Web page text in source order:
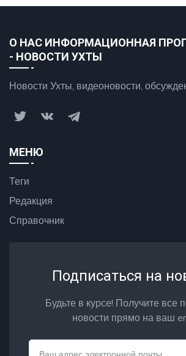
О НАС ИНФОРМАЦИОННАЯ
- НОВОСТИ УХТЫ
Новости Ухты, видеоновости,
МЕНЮ
Теги
Редакция
Справочник
Подписаться на
Будьте в курсе! Получите все
новости прямо на ваш